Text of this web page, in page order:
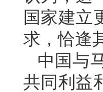
国家建立
求，恰逢
中国与
共同利益